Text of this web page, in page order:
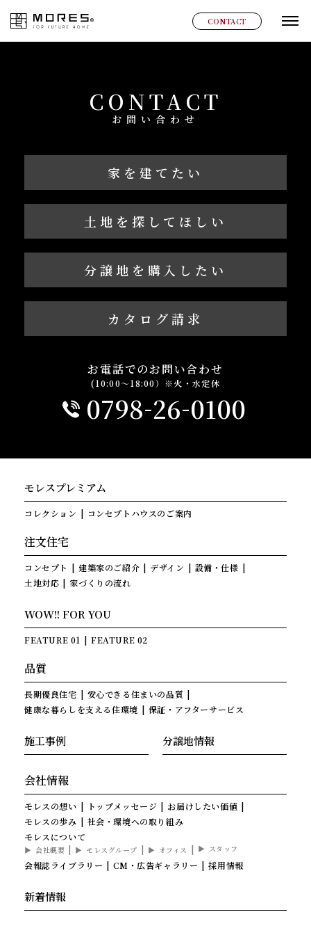
MORES CONTACT グ
CONTACT
お問い合わせ
家を建てたい
土地を探してほしい
分譲地を購入したい
カタログ請求
お電話でのお問い合わせ
(10:00～18:00）※火・水定休
0798-26-0100
モレスプレミアム
コレクション コンセプトハウスのご案内
注文住宅
コンセプト 建築家のご紹介 デザイン
設備・仕様
土地対応
家づくりの流れ
WOW!! FOR YOU
FEATURE 01 FEATURE 02
品質
長期優良住宅
安心できる住まいの品質
健康な暮らしを支える住環境
保証・アフターサービス
施工事例 分譲地情報
会社情報
モレスの想い トップメッセージ
お届けしたい価値
モレスの歩み
社会・環境への取り組み
モレスについて
会社概要 モレスグループ オフィス スタッフ
会報誌ライブラリー CM・広告ギャラリー 採用情報
新着情報